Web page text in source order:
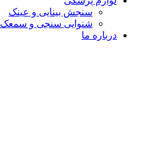
سنجش بینایی و عینک
شنوایی سنجی و سمعک
درباره ما